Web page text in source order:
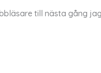
till nästa gång